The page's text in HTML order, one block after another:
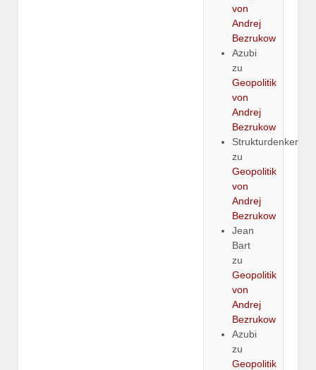
von
Andrej
Bezrukow
Azubi
zu
Geopolitik
von
Andrej
Bezrukow
Strukturdenker
zu
Geopolitik
von
Andrej
Bezrukow
Jean
Bart
zu
Geopolitik
von
Andrej
Bezrukow
Azubi
zu
Geopolitik